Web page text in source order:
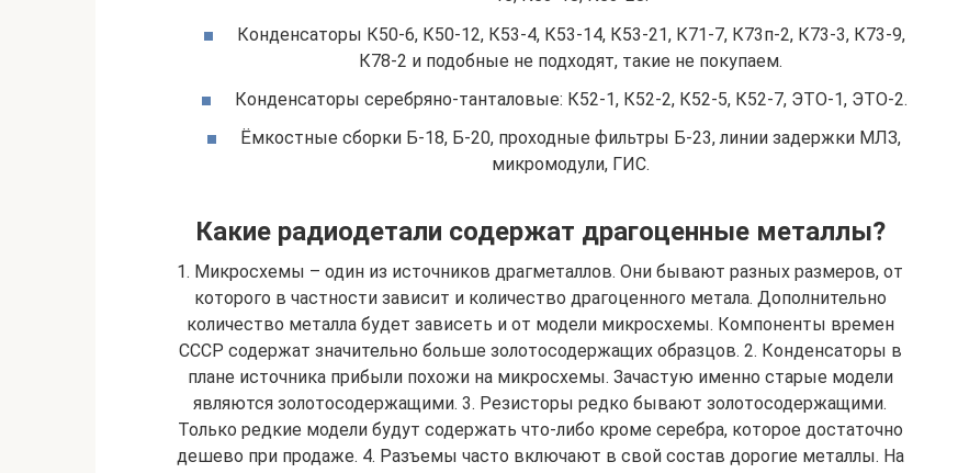
Конденсаторы К50-6, К50-12, К53-4, К53-14, К53-21, К71-7, К73п-2, К73-3, К73-9,
К78-2 и подобные не подходят, такие не покупаем.
Конденсаторы серебряно-танталовые: К52-1, К52-2, К52-5, К52-7, ЭТО-1, ЭТО-2.
Ёмкостные сборки Б-18, Б-20, проходные фильтры Б-23, линии задержки МЛЗ,
микромодули, ГИС.
Какие радиодетали содержат драгоценные металлы?
1. Микросхемы – один из источников драгметаллов. Они бывают разных размеров, от
которого в частности зависит и количество драгоценного метала. Дополнительно
количество металла будет зависеть и от модели микросхемы. Компоненты времен
СССР содержат значительно больше золотосодержащих образцов. 2. Конденсаторы в
плане источника прибыли похожи на микросхемы. Зачастую именно старые модели
являются золотосодержащими. 3. Резисторы редко бывают золотосодержащими.
Только редкие модели будут содержать что-либо кроме серебра, которое достаточно
дешево при продаже. 4. Разъемы часто включают в свой состав дорогие металлы. На